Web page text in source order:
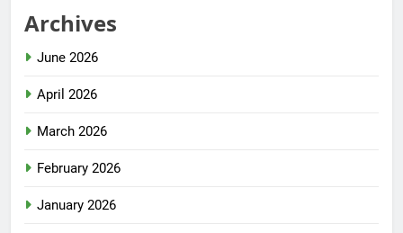
Archives
June 2026
April 2026
March 2026
February 2026
January 2026